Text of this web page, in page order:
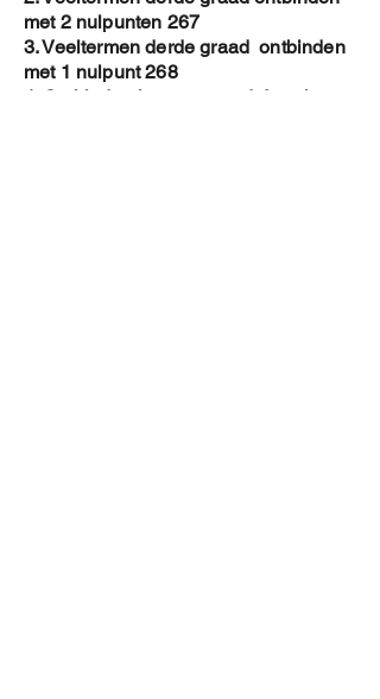
met 2 nulpunten 267
3. Veeltermen derde graad ontbinden
met 1 nulpunt 268
4. Ontbinden hogere graadsfuncties